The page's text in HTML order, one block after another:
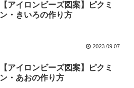
【アイロンビーズ図案】ピクミ
ン・きいろの作り方
2023.09.07
【アイロンビーズ図案】ピクミ
ン・あおの作り方